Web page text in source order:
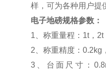
样，可为各种用户提
电子地磅规格参数：
1、称重量程：1t，2t
2、称重精度：0.2kg
3、台面尺寸：